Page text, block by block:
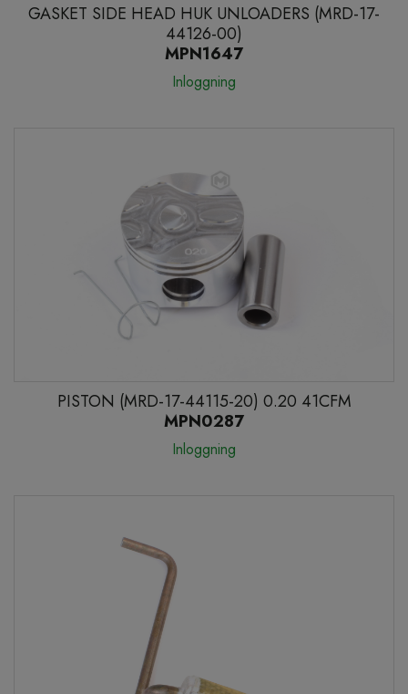
GASKET SIDE HEAD HUK UNLOADERS (MRD-17-
44126-00)
MPN1647
Inloggning
PISTON (MRD-17-44115-20) 0.20 41CFM
MPN0287
Inloggning